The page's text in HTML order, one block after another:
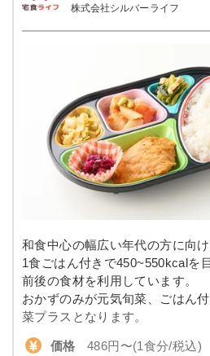
株式会社シルバーライフ
和食中心の幅広い年代の方に向け
1食ごはん付きで450~550kcalを
前後の食材を利用しています。
おかずのみが元気旬菜、ごはん
菜プラスとなります。
価格 486円〜(1食分/税込)